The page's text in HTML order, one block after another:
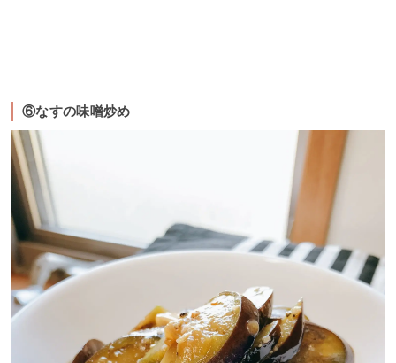
⑥なすの味噌炒め